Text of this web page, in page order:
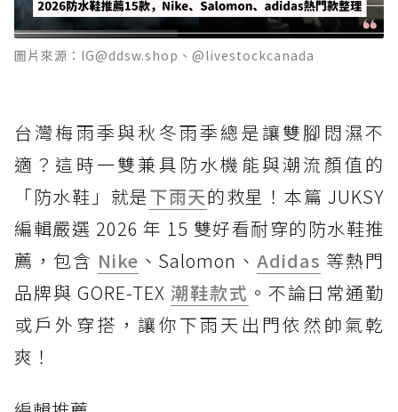
圖片來源：IG@ddsw.shop、@livestockcanada
台灣梅雨季與秋冬雨季總是讓雙腳悶濕不
適？這時一雙兼具防水機能與潮流顏值的
「防水鞋」就是下雨天的救星！本篇 JUKSY
編輯嚴選 2026 年 15 雙好看耐穿的防水鞋推
薦，包含 Nike 、Salomon、Adidas 等熱門
品牌與 GORE-TEX 潮鞋款式 。不論日常通勤
或戶外穿搭，讓你下雨天出門依然帥氣乾
爽！